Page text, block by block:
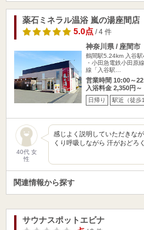
薬石ミネラル温浴 嵐の湯座間店
5.0点/ 4 件
神奈川県 / 座間市
鶴間駅5.24km 入谷
・小田急電鉄小田原
線「入谷駅…
営業時間 10:00～
入浴料金 2,350円～
日帰り 駅近（徒歩
40代 女
性
感じよく説明していただきな
くり呼吸しながら 汗がおどろ
関連情報から探す
サウナスポットエビナ